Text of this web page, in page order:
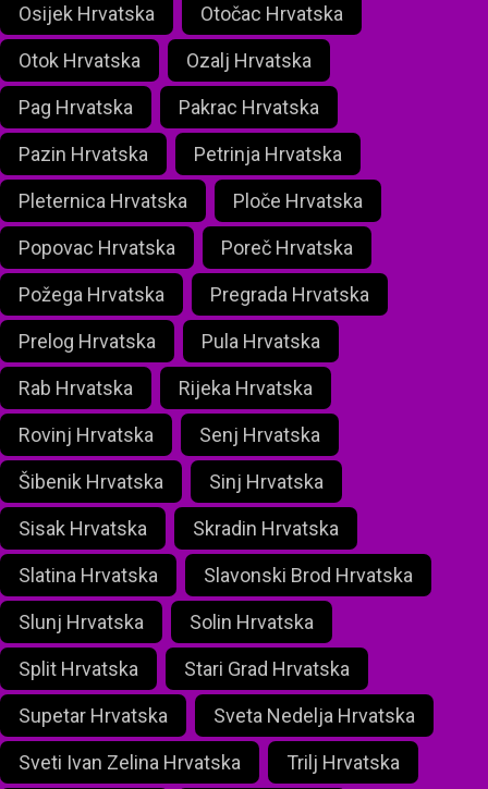
Osijek Hrvatska Otočac Hrvatska
Otok Hrvatska Ozalj Hrvatska
Pag Hrvatska Pakrac Hrvatska
Pazin Hrvatska Petrinja Hrvatska
Pleternica Hrvatska Ploče Hrvatska
Popovac Hrvatska Poreč Hrvatska
Požega Hrvatska Pregrada Hrvatska
Prelog Hrvatska Pula Hrvatska
Rab Hrvatska Rijeka Hrvatska
Rovinj Hrvatska Senj Hrvatska
Šibenik Hrvatska Sinj Hrvatska
Sisak Hrvatska Skradin Hrvatska
Slatina Hrvatska Slavonski Brod Hrvatska
Slunj Hrvatska Solin Hrvatska
Split Hrvatska Stari Grad Hrvatska
Supetar Hrvatska Sveta Nedelja Hrvatska
Sveti Ivan Zelina Hrvatska Trilj Hrvatska